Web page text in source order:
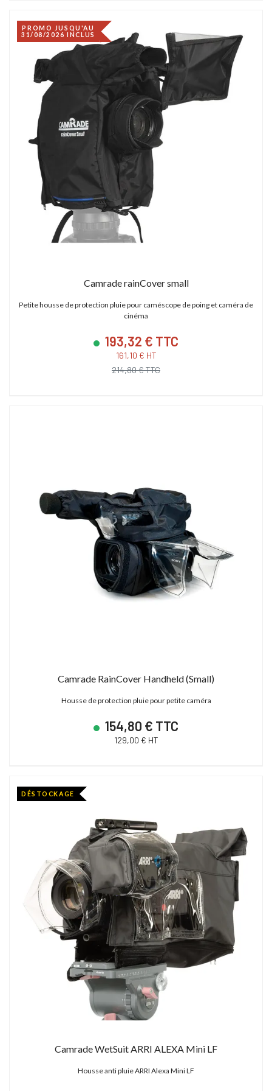
PROMO JUSQU'AU
31/08/2026 INCLUS
Camrade rainCover small
Petite housse de protection pluie pour caméscope de poing et caméra de
cinéma
193,32 € TTC
161,10 € HT
214,80 € TTC
Camrade RainCover Handheld (Small)
Housse de protection pluie pour petite caméra
154,80 € TTC
129,00 € HT
DÉSTOCKAGE
Camrade WetSuit ARRI ALEXA Mini LF
Housse anti pluie ARRI Alexa Mini LF